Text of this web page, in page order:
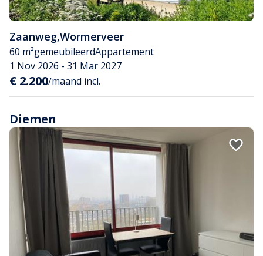
Zaanweg,Wormerveer
60 m²gemeubileerdAppartement
1 Nov 2026 - 31 Mar 2027
€ 2.200/maand incl.
Diemen